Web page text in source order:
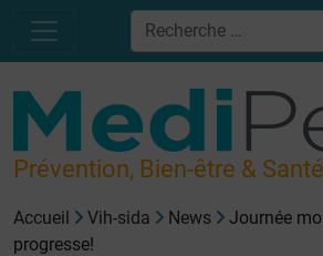
Prévention, Bien-être & Santé
Accueil Vih-sida News
Journée
progresse!